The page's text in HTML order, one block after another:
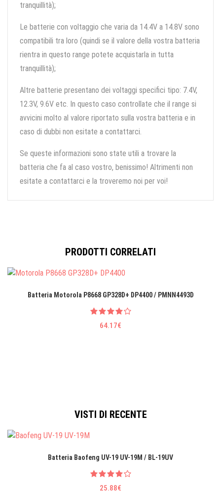
tranquillità);
Le batterie con voltaggio che varia da 14.4V a 14.8V sono
compatibili tra loro (quindi se il valore della vostra batteria
rientra in questo range potete acquistarla in tutta
tranquillità);
Altre batterie presentano dei voltaggi specifici tipo: 7.4V,
12.3V, 9.6V etc. In questo caso controllate che il range si
avvicini molto al valore riportato sulla vostra batteria e in
caso di dubbi non esitate a contattarci.
Se queste informazioni sono state utili a trovare la
batteria che fa al caso vostro, benissimo! Altrimenti non
esitate a contattarci e la troveremo noi per voi!
PRODOTTI CORRELATI
Batteria Motorola P8668 GP328D+ DP4400 / PMNN4493D
64.17€
VISTI DI RECENTE
Batteria Baofeng UV-19 UV-19M / BL-19UV
25.88€